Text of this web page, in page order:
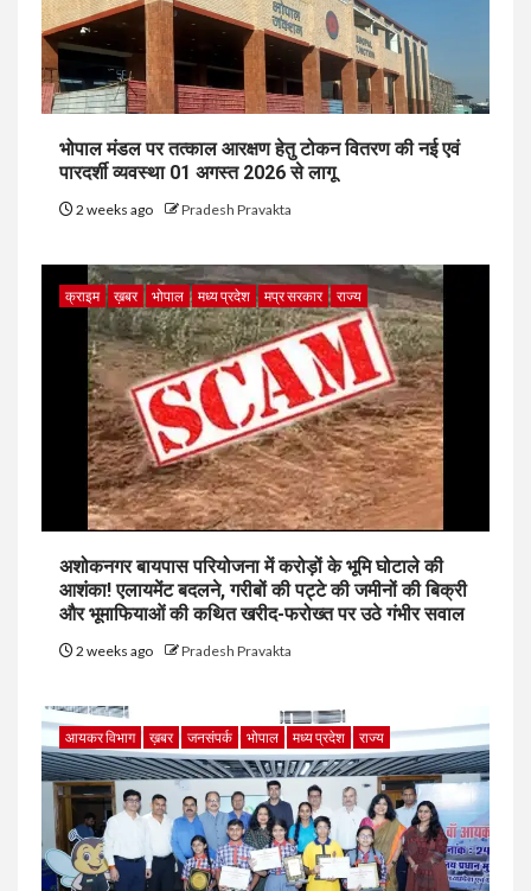
भोपाल मंडल पर तत्काल आरक्षण हेतु टोकन वितरण की नई एवं
पारदर्शी व्यवस्था 01 अगस्त 2026 से लागू
2 weeks ago Pradesh Pravakta
क्राइम ख़बर भोपाल मध्य प्रदेश मप्र सरकार राज्य
अशोकनगर बायपास परियोजना में करोड़ों के भूमि घोटाले की
आशंका! एलायमेंट बदलने, गरीबों की पट्टे की जमीनों की बिक्री
और भूमाफियाओं की कथित खरीद-फरोख्त पर उठे गंभीर सवाल
2 weeks ago Pradesh Pravakta
आयकर विभाग ख़बर जनसंपर्क भोपाल मध्य प्रदेश राज्य